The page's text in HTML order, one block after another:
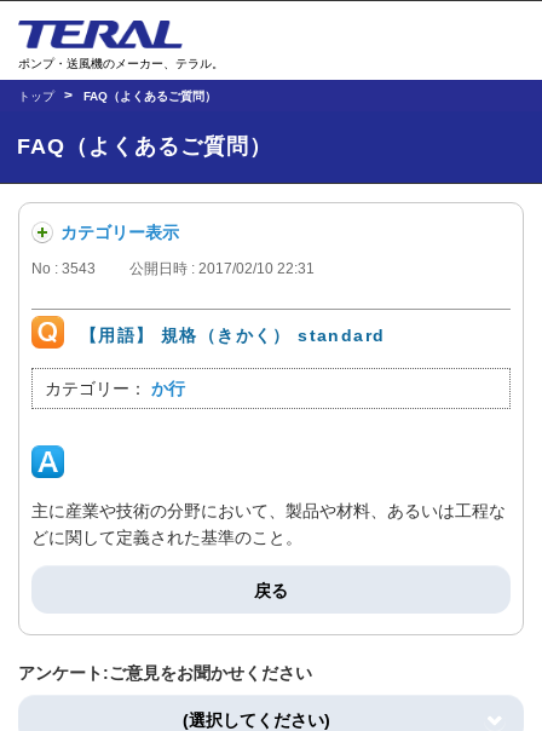
ポンプ・送風機のメーカー、テラル。
トップ FAQ（よくあるご質問）
FAQ（よくあるご質問）
カテゴリー表示
No : 3543 公開日時 : 2017/02/10 22:31
【用語】 規格（きかく） standard
カテゴリー： か行
主に産業や技術の分野において、製品や材料、あるいは工程な
どに関して定義された基準のこと。
戻る
アンケート:ご意見をお聞かせください
(選択してください)